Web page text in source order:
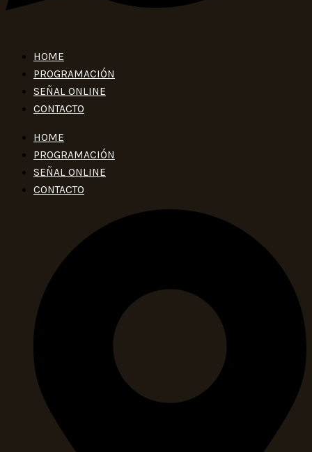
HOME
PROGRAMACIÓN
SEÑAL ONLINE
CONTACTO
HOME
PROGRAMACIÓN
SEÑAL ONLINE
CONTACTO